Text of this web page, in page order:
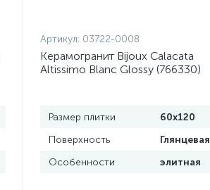
Артикул: 03722-0008
Керамогранит Bijoux Calacata
Altissimo Blanc Glossy (766330)
Размер плитки
60x120
Поверхность
Глянцевая
Особенности
элитная